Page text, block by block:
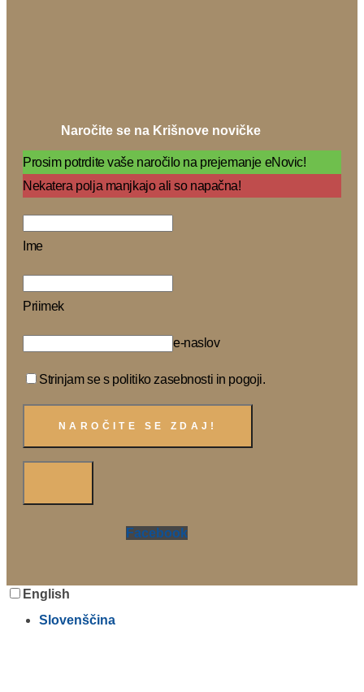
Naročite se na Krišnove novičke
Prosim potrdite vaše naročilo na prejemanje eNovic!
Nekatera polja manjkajo ali so napačna!
Ime
Priimek
e-naslov
Strinjam se s politiko zasebnosti in pogoji.
Facebook
English
Slovenščina